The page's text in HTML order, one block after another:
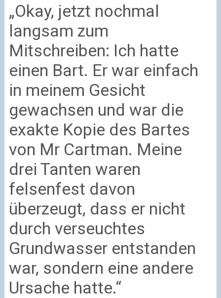
„Okay, jetzt nochmal
langsam zum
Mitschreiben: Ich hatte
einen Bart. Er war einfach
in meinem Gesicht
gewachsen und war die
exakte Kopie des Bartes
von Mr Cartman. Meine
drei Tanten waren
felsenfest davon
überzeugt, dass er nicht
durch verseuchtes
Grundwasser entstanden
war, sondern eine andere
Ursache hatte.“